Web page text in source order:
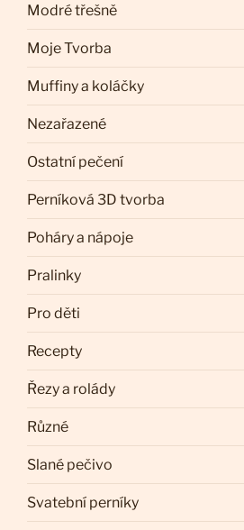
Modré třešně
Moje Tvorba
Muffiny a koláčky
Nezařazené
Ostatní pečení
Perníková 3D tvorba
Poháry a nápoje
Pralinky
Pro děti
Recepty
Řezy a rolády
Různé
Slané pečivo
Svatební perníky